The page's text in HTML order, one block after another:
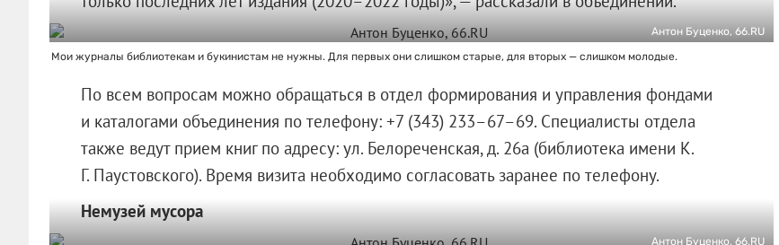
Антон Буценко, 66.RU
Мои журналы библиотекам и букинистам не нужны. Для первых они слишком старые, для вторых — слишком молодые.
По всем вопросам можно обращаться в отдел формирования и управления фондами
и каталогами объединения по телефону: +7 (343) 233–67–69. Специалисты отдела
также ведут прием книг по адресу: ул. Белореченская, д. 26а (библиотека имени К.
Г. Паустовского). Время визита необходимо согласовать заранее по телефону.
Немузей мусора
Антон Буценко, 66.RU